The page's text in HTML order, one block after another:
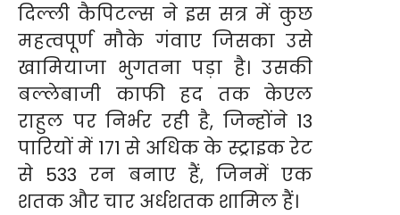
दिल्ली कैपिटल्स ने इस सत्र में कुछ
महत्वपूर्ण मौके गंवाए जिसका उसे
खामियाजा भुगतना पड़ा है। उसकी
बल्लेबाजी काफी हद तक केएल
राहुल पर निर्भर रही है, जिन्होंने 13
पारियों में 171 से अधिक के स्ट्राइक रेट
से 533 रन बनाए हैं, जिनमें एक
शतक और चार अर्धशतक शामिल हैं।